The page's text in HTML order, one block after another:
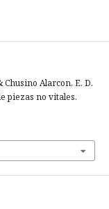
Chusino Alarcon, E. D.
piezas no vitales.